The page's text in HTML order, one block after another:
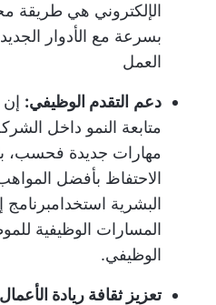
الإلكتروني هي طريقة
بسرعة مع الأدوار
العمل
دعم التقدم الوظيفي:
متابعة النمو داخل
مهارات جديدة فحسب،
الاحتفاظ بأفضل
البشرية استخدامبرنامج
المسارات الوظيفية
الوظيفي.
تعزيز ثقافة ريادة الأعمال